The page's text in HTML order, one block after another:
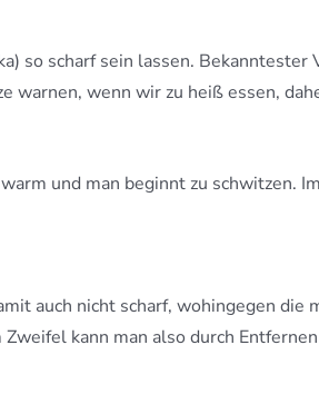
so scharf sein lassen.
wenn wir zu heiß essen,
und man beginnt zu
auch nicht scharf, wohingegen
kann man also durch